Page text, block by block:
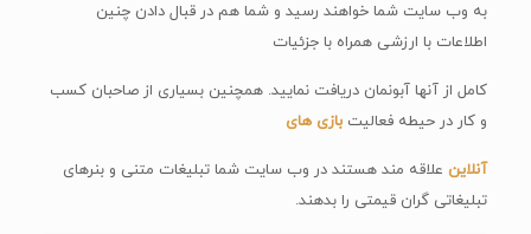
به وب سایت شما خواهند رسید و شما هم در قبال دادن چنین
اطلاعات با ارزشی همراه با جزئیات
کامل از آنها آبونمان دریافت نمایید. همچنین بسیاری از صاحبان کسب
و کار در حیطه فعالیت بازی های
آنلاین علاقه مند هستند در وب سایت شما تبلیغات متنی و بنرهای
تبلیغاتی گران قیمتی را بدهند.